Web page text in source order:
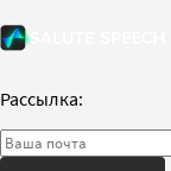
Рассылка: